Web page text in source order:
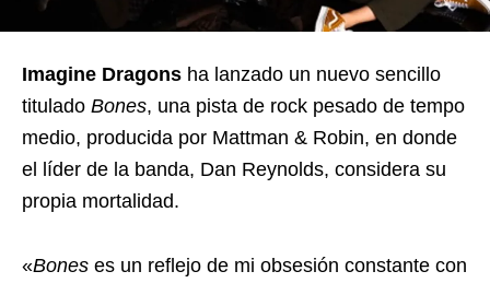
Imagine Dragons ha lanzado un nuevo sencillo
titulado Bones, una pista de rock pesado de tempo
medio, producida por Mattman & Robin, en donde
el líder de la banda, Dan Reynolds, considera su
propia mortalidad.
«Bones es un reflejo de mi obsesión constante con